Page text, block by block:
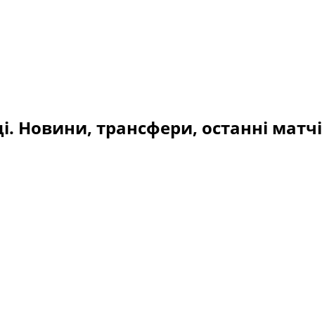
Новини, трансфери, останні матчі